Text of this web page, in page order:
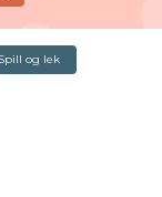
Spill og lek